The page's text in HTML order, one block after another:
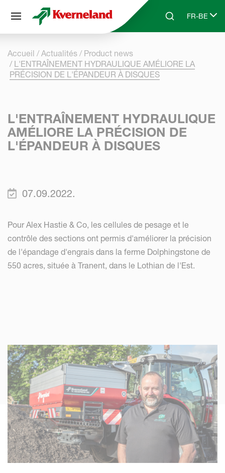
Skip to main content
SearchFR-BE
Select
Accueil Actualités
Product news
L'ENTRAÎNEMENT HYDRAULIQUE AMÉLIORE LA
PRÉCISION DE L'ÉPANDEUR À DISQUES
L'ENTRAÎNEMENT HYDRAULIQUE
AMÉLIORE LA PRÉCISION DE
L'ÉPANDEUR À DISQUES
07.09.2022.
Pour Alex Hastie & Co, les cellules de pesage et le
contrôle des sections ont permis d'améliorer la précision
de l'épandage d'engrais dans la ferme Dolphingstone de
550 acres, située à Tranent, dans le Lothian de l'Est.
Panneau de gestion des cookies